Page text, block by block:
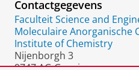
P
o
r
t
a
l
Contactgegevens
Faculteit Science and
Moleculaire Anorganische
Institute of Chemistry
Nijenborgh 3